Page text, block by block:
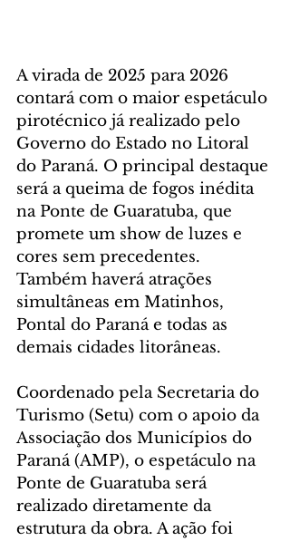
A virada de 2025 para 2026
contará com o maior espetáculo
pirotécnico já realizado pelo
Governo do Estado no Litoral
do Paraná. O principal destaque
será a queima de fogos inédita
na Ponte de Guaratuba, que
promete um show de luzes e
cores sem precedentes.
Também haverá atrações
simultâneas em Matinhos,
Pontal do Paraná e todas as
demais cidades litorâneas.
Coordenado pela Secretaria do
Turismo (Setu) com o apoio da
Associação dos Municípios do
Paraná (AMP), o espetáculo na
Ponte de Guaratuba será
realizado diretamente da
estrutura da obra. A ação foi